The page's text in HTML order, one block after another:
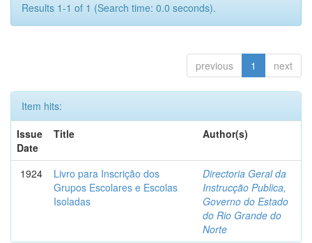
Results 1-1 of 1 (Search time: 0.0 seconds).
previous 1 next
Item hits:
Issue
Date
Title Author(s)
1924
Livro para Inscrição dos
Grupos Escolares e Escolas
Isoladas
Directoria Geral da
Instrucção Publica,
Governo do Estado
do Rio Grande do
Norte